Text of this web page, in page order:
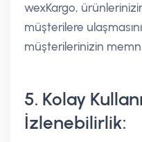
wexKargo,
müşterilere
müşterilerinizin
5. Kolay
İzlenebilirlik: